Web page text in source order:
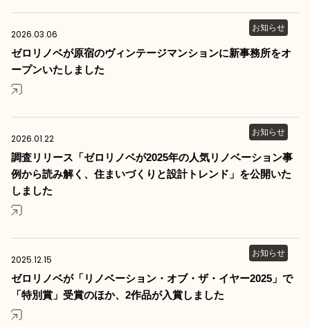
2026.03.06
ゼロリノベが原宿のヴィンテージマンションに新事務所をオ
ープンいたしました
お知らせ
2026.01.22
調査リリース「ゼロリノベが2025年の人気リノベーション事
例から読み解く、住まいづくりと設計トレンド」を公開いた
しました
お知らせ
2025.12.15
ゼロリノベが「リノベーション・オブ・ザ・イヤー2025」で
「特別賞」受賞のほか、2作品が入賞しました
お知らせ